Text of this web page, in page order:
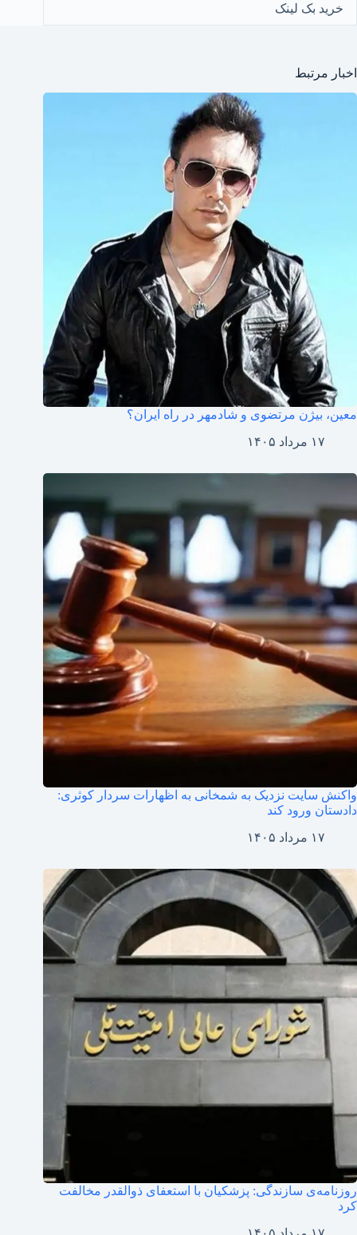
خرید بک لینک
اخبار مرتبط
معین، بیژن مرتضوی و شادمهر در راه ایران؟
۱۷ مرداد ۱۴۰۵
واکنش سایت نزدیک به شمخانی به اظهارات سردار کوثری:
دادستان ورود کند
۱۷ مرداد ۱۴۰۵
روزنامه‌ی سازندگی: پزشکیان با استعفای ذوالقدر مخالفت
کرد